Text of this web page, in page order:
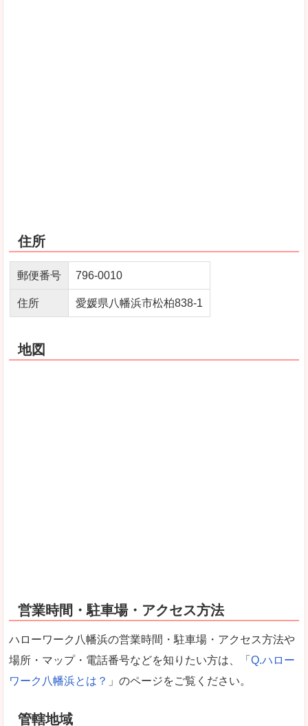
住所
郵便番号 796-0010
住所 愛媛県八幡浜市松柏838-1
地図
営業時間・駐車場・アクセス方法
ハローワーク八幡浜の営業時間・駐車場・アクセス方法や
場所・マップ・電話番号などを知りたい方は、「 Q.ハロー
ワーク八幡浜とは？ 」のページをご覧ください。
管轄地域